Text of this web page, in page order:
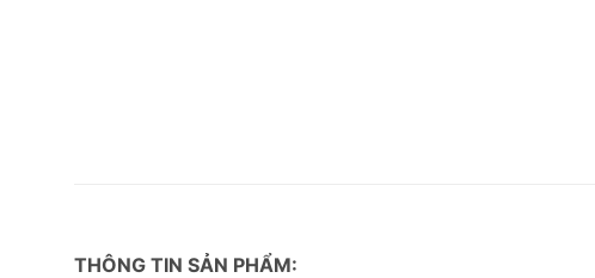
THÔNG TIN SẢN PHẨM: